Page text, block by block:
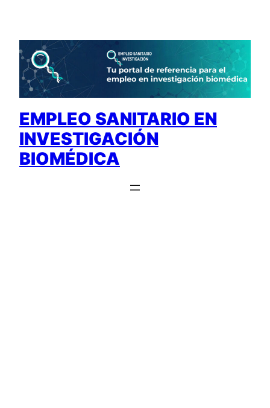
contenido
EMPLEO SANITARIO EN
INVESTIGACIÓN
BIOMÉDICA